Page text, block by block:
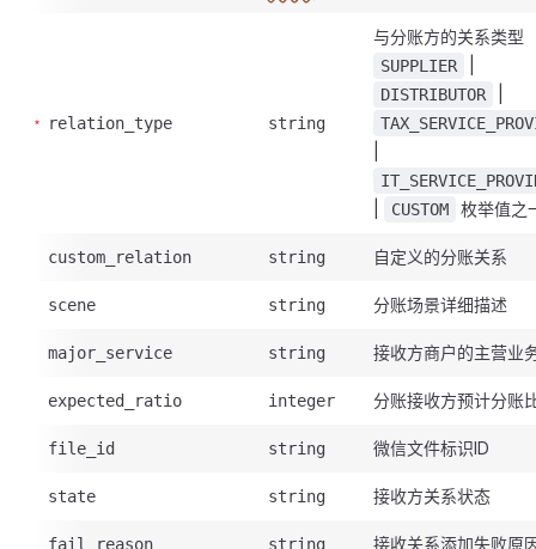
relation_type string
与分账方的关系类型
SUPPLIER
DISTRIBUTOR
CUSTOM 枚举值之
custom_relation string 自定义的分账关系
scene string 分账场景详细描述
major_service string 接收方商户的主营业
expected_ratio integer 分账接收方预计分账
file_id string 微信文件标识ID
state string 接收方关系状态
fail_reason string 接收关系添加失败原